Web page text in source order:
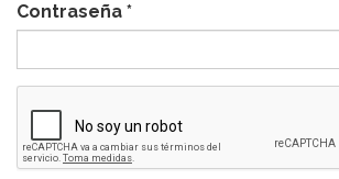
Contraseña *